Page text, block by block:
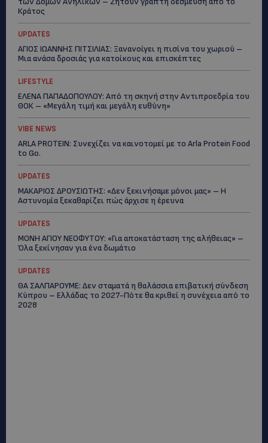
Κράτος
UPDATES
ΑΓΙΟΣ ΙΩΑΝΝΗΣ ΠΙΤΣΙΛΙΑΣ: Ξανανοίγει η πισίνα του χωριού –
Μια ανάσα δροσιάς για κατοίκους και επισκέπτες
LIFESTYLE
ΕΛΕΝΑ ΠΑΠΑΔΟΠΟΥΛΟΥ: Από τη σκηνή στην Αντιπροεδρία του
ΘΟΚ – «Μεγάλη τιμή και μεγάλη ευθύνη»
VIBE NEWS
ARLA PROTEIN: Συνεχίζει να καινοτομεί με το Arla Protein Food
to Go.
UPDATES
ΜΑΚΑΡΙΟΣ ΔΡΟΥΣΙΩΤΗΣ: «Δεν ξεκινήσαμε μόνοι μας» – Η
Αστυνομία ξεκαθαρίζει πώς άρχισε η έρευνα
UPDATES
ΜΟΝΗ ΑΓΙΟΥ ΝΕΟΦΥΤΟΥ: «Για αποκατάσταση της αλήθειας» –
Όλα ξεκίνησαν για ένα δωμάτιο
UPDATES
ΘΑ ΣΑΛΠΑΡΟΥΜΕ: Δεν σταματά η θαλάσσια επιβατική σύνδεση
Κύπρου – Ελλάδας το 2027-Πότε θα κριθεί η συνέχεια από το
2028